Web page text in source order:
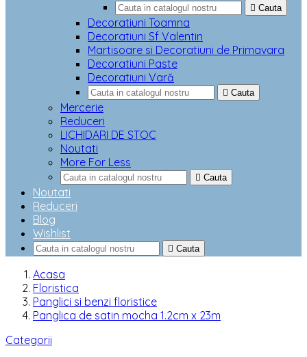
 Cauta
Decoratiuni Toamna
Decoratiuni Sf Valentin
Martisoare si Decoratiuni de Primavara
Decoratiuni Paste
Decoratiuni Vară
 Cauta
Mercerie
Reduceri
LICHIDARI DE STOC
Noutati
More For Less
 Cauta
Noutati
Reduceri
Blog
Wishlist
 Cauta
Acasa
Floristica
Panglici si benzi floristice
Panglica de satin mocha 1.2cm x 23m
Categorii